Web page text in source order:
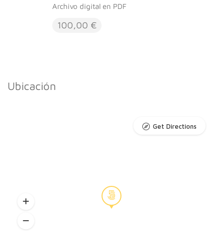
Archivo digital en PDF
100,00 €
Ubicación
Get Directions